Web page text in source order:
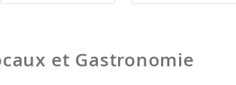
et Gastronomie